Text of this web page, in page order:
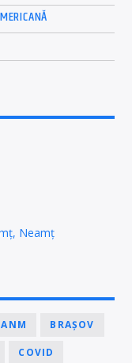
Neamț
ANM BRAȘOV
COVID